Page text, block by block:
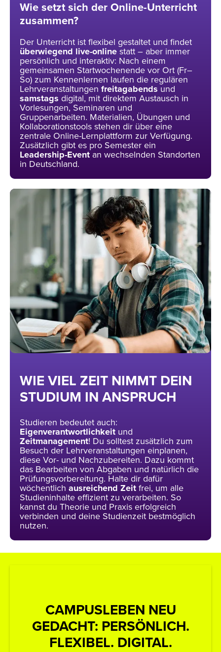
Wie setzt sich der Online-Unterricht
zusammen?
Der Unterricht ist flexibel gestaltet und findet
überwiegend live-online statt – aber immer
persönlich und interaktiv: Nach einem
gemeinsamen Startwochenende vor Ort (Fr–
So) zum Kennenlernen laufen die regulären
Lehrveranstaltungen freitagabends und
samstags digital, mit direktem Austausch in
Vorlesungen, Seminaren und
Gruppenarbeiten. Materialien, Übungen und
Kollaborationstools stehen dir über eine
zentrale Online-Lernplattform zur Verfügung.
Zusätzlich gibt es pro Semester ein
Leadership-Event an wechselnden Standorten
in Deutschland.
WIE VIEL ZEIT NIMMT DEIN
STUDIUM IN ANSPRUCH
Studieren bedeutet auch:
Eigenverantwortlichkeit und
Zeitmanagement! Du solltest zusätzlich zum
Besuch der Lehrveranstaltungen einplanen,
diese Vor- und Nachzubereiten. Dazu kommt
das Bearbeiten von Abgaben und natürlich die
Prüfungsvorbereitung. Halte dir dafür
wöchentlich ausreichend Zeit frei, um alle
Studieninhalte effizient zu verarbeiten. So
kannst du Theorie und Praxis erfolgreich
verbinden und deine Studienzeit bestmöglich
nutzen.
CAMPUSLEBEN NEU
GEDACHT: PERSÖNLICH.
FLEXIBEL. DIGITAL.